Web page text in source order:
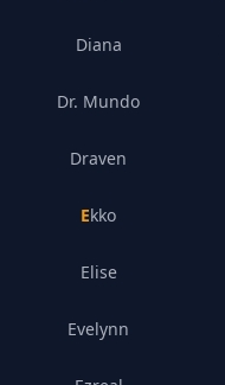
Diana
Dr. Mundo
Draven
Ekko
Elise
Evelynn